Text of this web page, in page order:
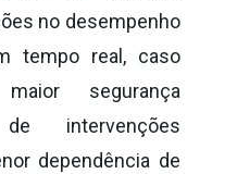
no desempenho
tempo real, caso
segurança
intervenções
dependência de